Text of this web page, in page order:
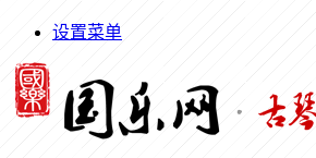
设置菜单